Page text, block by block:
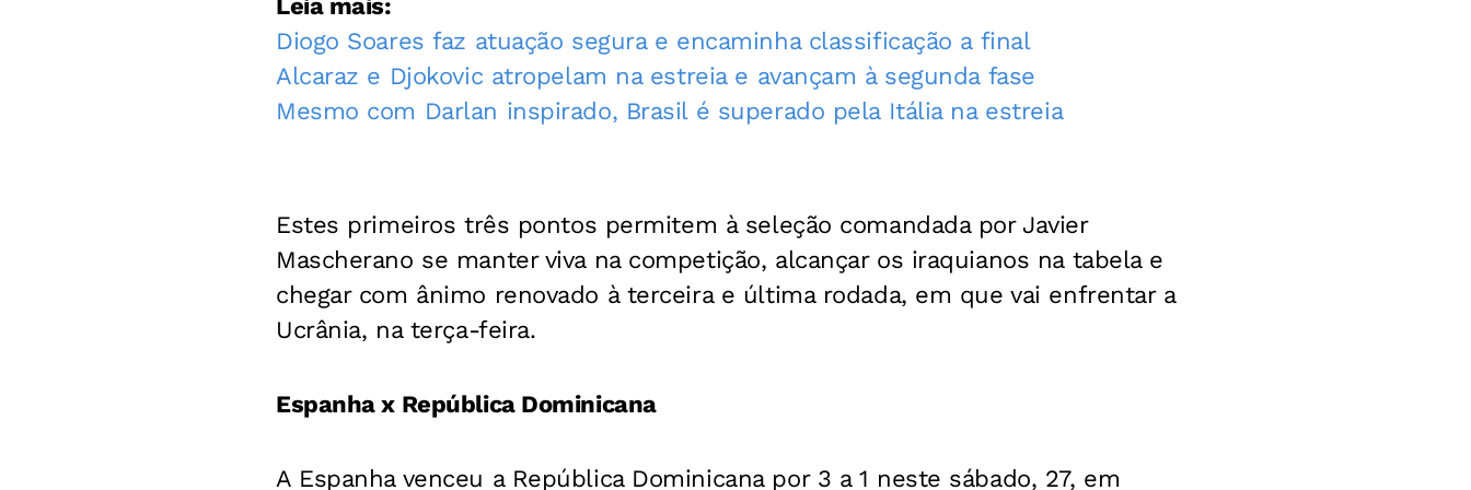
Leia mais:
Diogo Soares faz atuação segura e encaminha classificação a final
Alcaraz e Djokovic atropelam na estreia e avançam à segunda fase
Mesmo com Darlan inspirado, Brasil é superado pela Itália na estreia
Estes primeiros três pontos permitem à seleção comandada por Javier
Mascherano se manter viva na competição, alcançar os iraquianos na tabela e
chegar com ânimo renovado à terceira e última rodada, em que vai enfrentar a
Ucrânia, na terça-feira.
Espanha x República Dominicana
A Espanha venceu a República Dominicana por 3 a 1 neste sábado, 27, em